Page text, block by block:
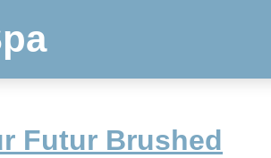
Futur Brushed